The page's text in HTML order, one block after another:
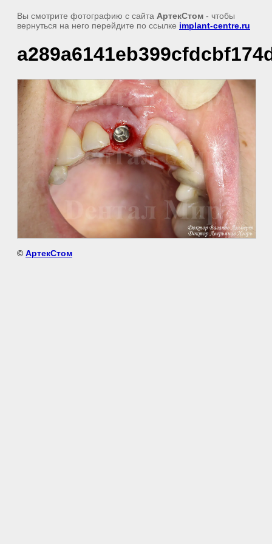
Вы смотрите фотографию с сайта АртекСтом - чтобы
вернуться на него перейдите по ссылке implant-centre.ru
© АртекСтом